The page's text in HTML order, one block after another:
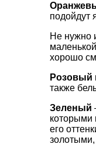
подойдут
Не нужно
хорошо
Розовый
также
Зеленый
которыми
его